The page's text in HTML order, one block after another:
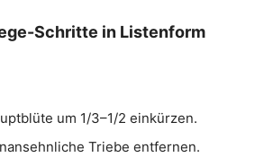
Schritte in Listenform
um 1/3–1/2 einkürzen.
Triebe entfernen.